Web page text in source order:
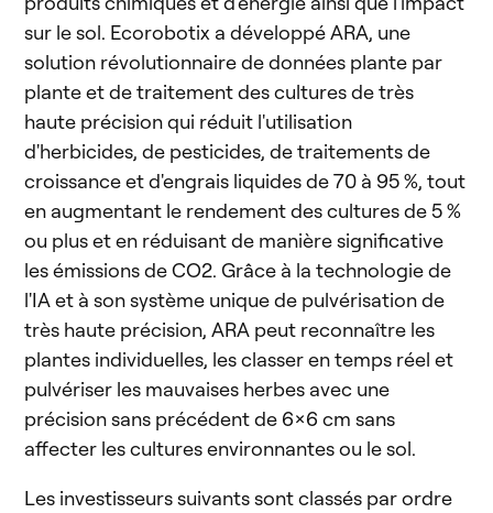
sur le sol. Ecorobotix a développé ARA, une
solution révolutionnaire de données plante par
plante et de traitement des cultures de très
haute précision qui réduit l'utilisation
d'herbicides, de pesticides, de traitements de
croissance et d'engrais liquides de 70 à 95 %, tout
en augmentant le rendement des cultures de 5 %
ou plus et en réduisant de manière significative
les émissions de CO2. Grâce à la technologie de
l'IA et à son système unique de pulvérisation de
très haute précision, ARA peut reconnaître les
plantes individuelles, les classer en temps réel et
pulvériser les mauvaises herbes avec une
précision sans précédent de 6x6 cm sans
affecter les cultures environnantes ou le sol.
Les investisseurs suivants sont classés par ordre